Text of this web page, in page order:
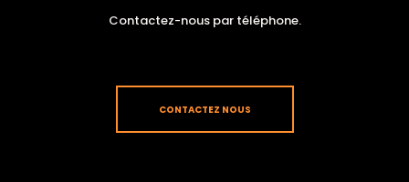
Contactez-nous par téléphone.
CONTACTEZ NOUS